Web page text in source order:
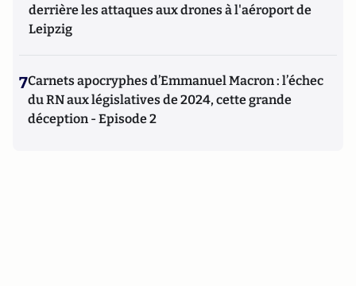
derrière les attaques aux drones à l'aéroport de
Leipzig
7Carnets apocryphes d’Emmanuel Macron : l’échec
du RN aux législatives de 2024, cette grande
déception - Episode 2